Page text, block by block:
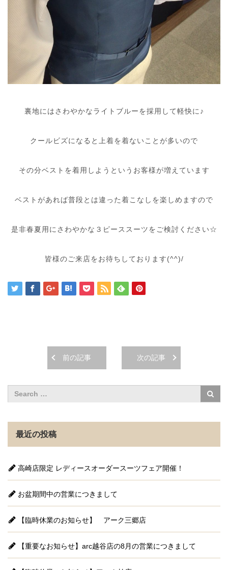
裏地にはさわやかなライトブルーを採用して軽快に♪
クールビズになると上着を着ないことが多いので
その分ベストを着用しようというお客様が増えています
ベストがあれば普段とは違った着こなしを楽しめますので
是非春夏用にさわやかな３ピーススーツをご検討ください☆
皆様のご来店をお待ちしております(^^)/
前の記事 次の記事
最近の投稿
高崎店限定 レディースオーダースーツフェア開催！
お盆期間中の営業につきまして
【臨時休業のお知らせ】 アーク三郷店
【重要なお知らせ】arc越谷店の8月の営業につきまして